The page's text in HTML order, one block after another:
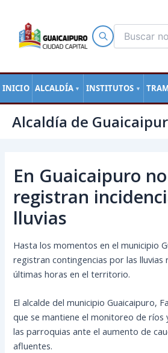
INICIO ALCALDÍA ▼ INSTITUTOS ▼
contenido
Alcaldía de
En Guaicaipuro
registran
lluvias
Hasta los momentos en el municipio
registran contingencias por las lluvias
últimas horas en el territorio.
El alcalde del municipio Guaicaipuro,
que se mantiene el monitoreo de ríos
las parroquias ante el aumento de
afluentes.
de